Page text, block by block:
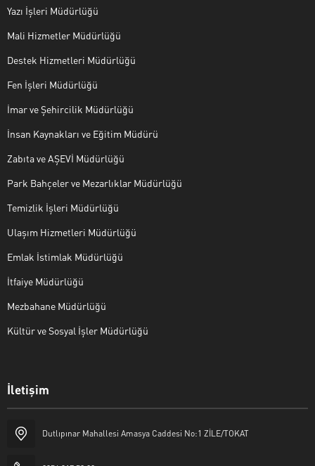
Yazı İşleri Müdürlüğü
Mali Hizmetler Müdürlüğü
Destek Hizmetleri Müdürlüğü
Fen İşleri Müdürlüğü
İmar ve Şehircilik Müdürlüğü
İnsan Kaynakları ve Eğitim Müdürü
Zabıta ve AŞEVİ Müdürlüğü
Park Bahçeler ve Mezarlıklar Müdürlüğü
Temizlik İşleri Müdürlüğü
Ulaşım Hizmetleri Müdürlüğü
Emlak İstimlak Müdürlüğü
İtfaiye Müdürlüğü
Mezbahane Müdürlüğü
Kültür ve Sosyal İşler Müdürlüğü
İletişim
Dutlıpınar Mahallesi Amasya Caddesi No:1 ZİLE/TOKAT